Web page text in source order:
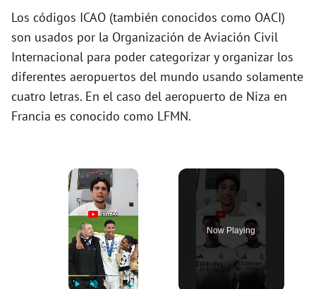
Los códigos ICAO (también conocidos como OACI)
son usados por la Organización de Aviación Civil
Internacional para poder categorizar y organizar los
diferentes aeropuertos del mundo usando solamente
cuatro letras. En el caso del aeropuerto de Niza en
Francia es conocido como LFMN.
×
Now Playing